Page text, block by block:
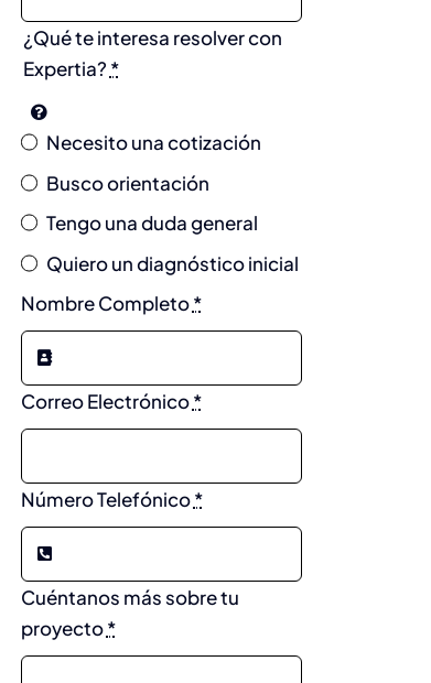
¿Qué te interesa resolver con
Expertia? *
Necesito una cotización
Busco orientación
Tengo una duda general
Quiero un diagnóstico inicial
Nombre Completo*
Correo Electrónico*
Número Telefónico*
Cuéntanos más sobre tu
proyecto*